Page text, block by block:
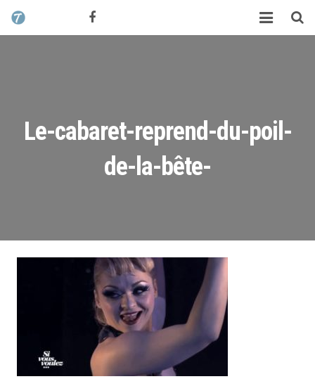
WORK
Le-cabaret-reprend-du-poil-
de-la-bête-